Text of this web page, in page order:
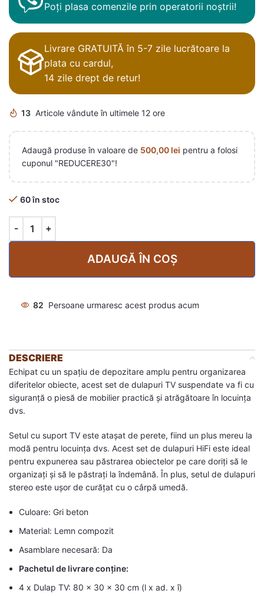
Poți plasa comenzile prin operatorii noștrii!
Livrare GRATUITĂ în 5-7 zile lucrătoare la
plata cu cardul,
14 zile drept de retur!
13 Articole vândute în ultimele 12 ore
Adaugă produse în valoare de 500,00 lei pentru a folosi
cuponul "REDUCERE30"!
60 în stoc
ADAUGĂ ÎN COȘ
82 Persoane urmaresc acest produs acum
DESCRIERE
Echipat cu un spațiu de depozitare amplu pentru organizarea
diferitelor obiecte, acest set de dulapuri TV suspendate va fi cu
siguranță o piesă de mobilier practică și atrăgătoare în locuința
dvs.
Setul cu suport TV este atașat de perete, fiind un plus mereu la
modă pentru locuința dvs. Acest set de dulapuri HiFi este ideal
pentru expunerea sau păstrarea obiectelor pe care doriți să le
organizați și să le păstrați la îndemână. În plus, setul de dulapuri
stereo este ușor de curățat cu o cârpă umedă.
Culoare: Gri beton
Material: Lemn compozit
Asamblare necesară: Da
Pachetul de livrare conține:
4 x Dulap TV: 80 x 30 x 30 cm (l x ad. x î)